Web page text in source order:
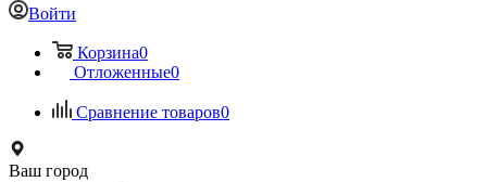
Войти
Корзина0
Отложенные0
Сравнение товаров0
Ваш город